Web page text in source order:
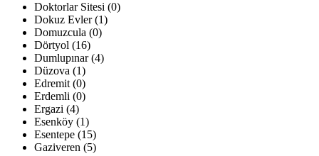
Doktorlar Sitesi (0)
Dokuz Evler (1)
Domuzcula (0)
Dörtyol (16)
Dumlupınar (4)
Düzova (1)
Edremit (0)
Erdemli (0)
Ergazi (4)
Esenköy (1)
Esentepe (15)
Gaziveren (5)